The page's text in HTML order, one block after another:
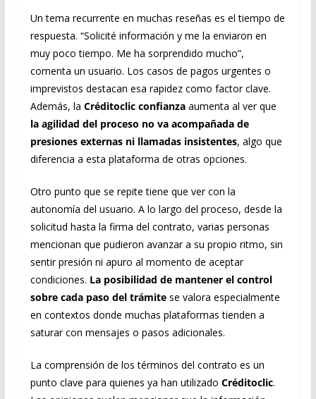
Un tema recurrente en muchas reseñas es el tiempo de
respuesta. “Solicité información y me la enviaron en
muy poco tiempo. Me ha sorprendido mucho”,
comenta un usuario. Los casos de pagos urgentes o
imprevistos destacan esa rapidez como factor clave.
Además, la Créditoclic confianzaaumenta al ver que
la agilidad del proceso no va acompañada de
presiones externas ni llamadas insistentes, algo que
diferencia a esta plataforma de otras opciones.
Otro punto que se repite tiene que ver con la
autonomía del usuario. A lo largo del proceso, desde la
solicitud hasta la firma del contrato, varias personas
mencionan que pudieron avanzar a su propio ritmo, sin
sentir presión ni apuro al momento de aceptar
condiciones. La posibilidad de mantener el control
sobre cada paso del trámitese valora especialmente
en contextos donde muchas plataformas tienden a
saturar con mensajes o pasos adicionales.
La comprensión de los términos del contrato es un
punto clave para quienes ya han utilizado Créditoclic.